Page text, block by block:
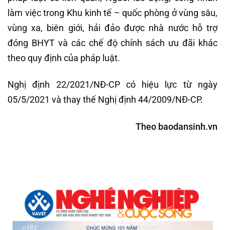
làm việc trong Khu kinh tế – quốc phòng ở vùng sâu,
vùng xa, biên giới, hải đảo được nhà nước hỗ trợ
đóng BHYT và các chế độ chính sách ưu đãi khác
theo quy định của pháp luật.
Nghị định 22/2021/NĐ-CP có hiệu lực từ ngày
05/5/2021 và thay thế Nghị định 44/2009/NĐ-CP.
Theo baodansinh.vn